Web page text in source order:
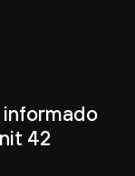
42